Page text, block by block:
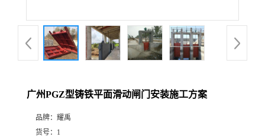
广州PGZ型铸铁平面滑动闸门安装施工方案
品牌： 耀禹
货号： 1